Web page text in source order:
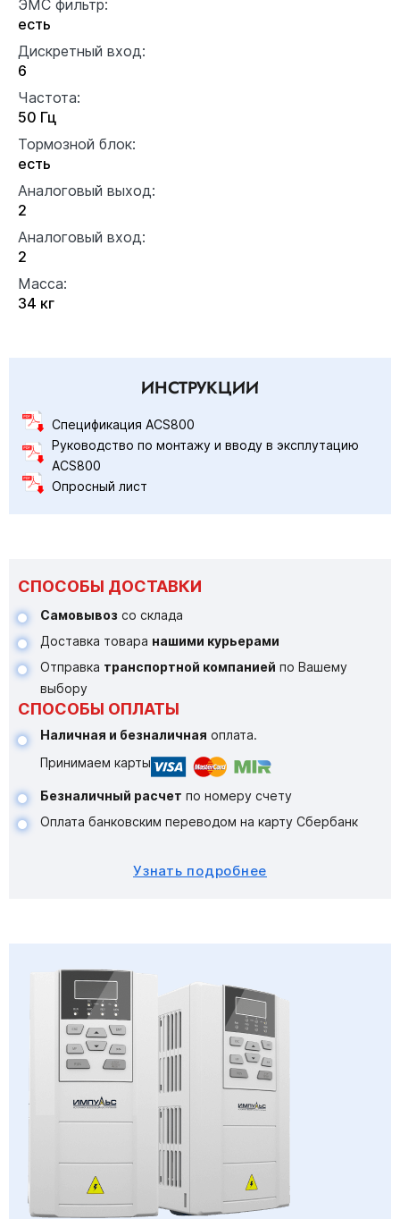
ЭМС фильтр:
есть
Дискретный вход:
6
Частота:
50 Гц
Тормозной блок:
есть
Аналоговый выход:
2
Аналоговый вход:
2
Масса:
34 кг
ИНСТРУКЦИИ
Спецификация ACS800
Руководство по монтажу и вводу в эксплутацию
ACS800
Опросный лист
СПОСОБЫ ДОСТАВКИ
Самовывоз со склада
Доставка товара нашими курьерами
Отправка транспортной компанией по Вашему
выбору
СПОСОБЫ ОПЛАТЫ
Наличная и безналичная оплата.
Принимаем карты
Безналичный расчет по номеру счету
Оплата банковским переводом на карту Сбербанк
Узнать подробнее